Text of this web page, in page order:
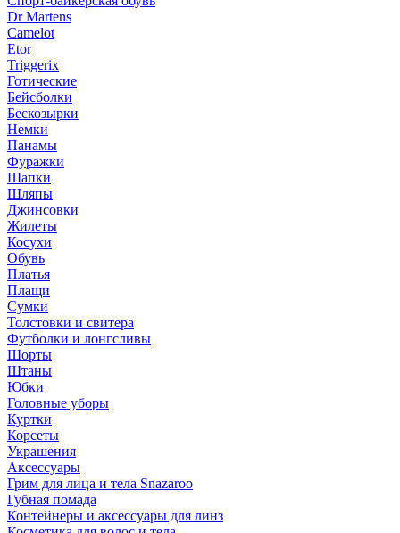
Dr Martens
Camelot
Etor
Triggerix
Готические
Бейсболки
Бескозырки
Немки
Панамы
Фуражки
Шапки
Шляпы
Джинсовки
Жилеты
Косухи
Обувь
Платья
Плащи
Сумки
Толстовки и свитера
Футболки и лонгсливы
Шорты
Штаны
Юбки
Головные уборы
Куртки
Корсеты
Украшения
Аксессуары
Грим для лица и тела Snazaroo
Губная помада
Контейнеры и аксессуары для линз